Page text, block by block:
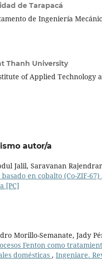
de Tarapacá
de Ingeniería
Thanh University
of Applied Technology
autor/a
Jalil, Saravanan
en cobalto (Co-ZIF-67)
[PC]
Morillo-Semanate, Jady
Fenton como
domésticas , Ingeniare.